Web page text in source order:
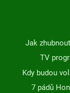
Jak zhubnout
TV
Kdy budou
7 pádů